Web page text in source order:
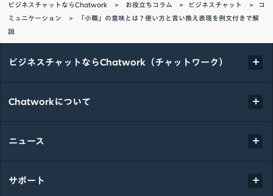
ビジネスチャットならChatwork お役立ちコラム ビジネスチャット
コ
ミュニケーション
「小職」の意味とは？使い方と言い換え表現を例文付きで解
説
ビジネスチャットならChatwork（チャットワーク）
Chatworkについて
ニュース
サポート